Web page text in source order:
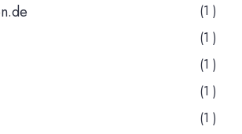
(1 )
(1 )
(1 )
(1 )
(1 )